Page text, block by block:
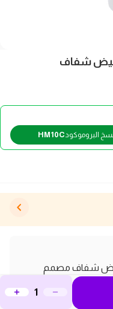
شفاف
البروموكود HM10C
شفاف مصمم